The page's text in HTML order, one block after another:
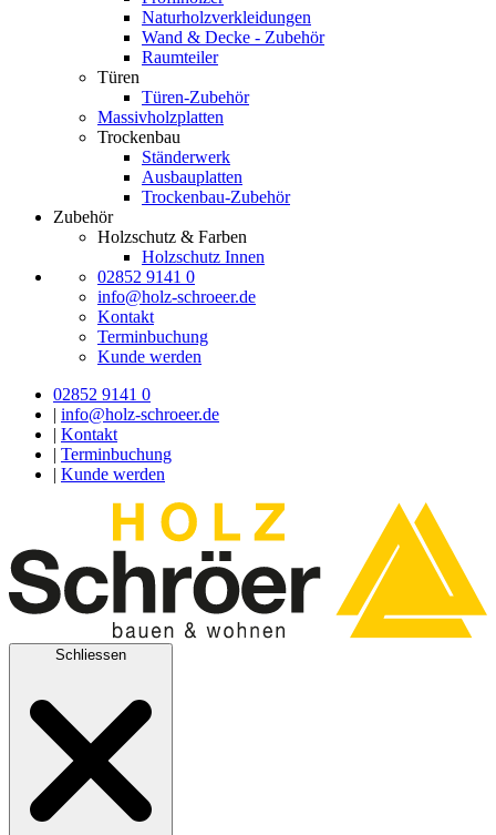
Naturholzverkleidungen
Wand & Decke - Zubehör
Raumteiler
Türen
Türen-Zubehör
Massivholzplatten
Trockenbau
Ständerwerk
Ausbauplatten
Trockenbau-Zubehör
Zubehör
Holzschutz & Farben
Holzschutz Innen
02852 9141 0
info@holz-schroeer.de
Kontakt
Terminbuchung
Kunde werden
02852 9141 0
info@holz-schroeer.de
Kontakt
Terminbuchung
Kunde werden
Schliessen